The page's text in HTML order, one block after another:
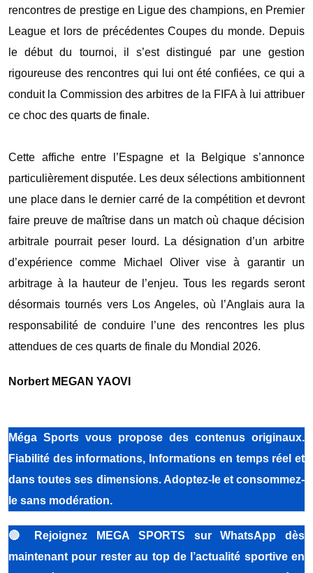
rencontres de prestige en Ligue des champions, en Premier
League et lors de précédentes Coupes du monde. Depuis
le début du tournoi, il s’est distingué par une gestion
rigoureuse des rencontres qui lui ont été confiées, ce qui a
conduit la Commission des arbitres de la FIFA à lui attribuer
ce choc des quarts de finale.
‎Cette affiche entre l’Espagne et la Belgique s’annonce
particulièrement disputée. Les deux sélections ambitionnent
une place dans le dernier carré de la compétition et devront
faire preuve de maîtrise dans un match où chaque décision
arbitrale pourrait peser lourd. La désignation d’un arbitre
d’expérience comme Michael Oliver vise à garantir un
arbitrage à la hauteur de l’enjeu. ‎Tous les regards seront
désormais tournés vers Los Angeles, où l’Anglais aura la
responsabilité de conduire l’une des rencontres les plus
attendues de ces quarts de finale du Mondial 2026.
Norbert MEGAN YAOVI
Méga Sports vous propose des contenus originaux.
Fiabilité des informations, Informations en temps réel et
dans toutes ses dimensions. Adoptez-le et consommez-
le sans modération.
🔴
Rejoignez MEGA SPORTS sur WhatsApp dès
maintenant pour rester au top de l’actualité sportive en